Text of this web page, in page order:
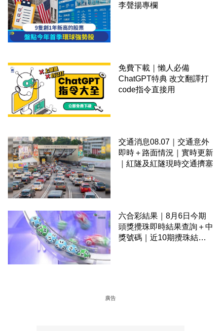
李聲揚專欄
免費下載｜懶人必備
ChatGPT特典 改文翻譯打
code指令直接用
交通消息08.07｜交通意外
即時＋路面情況｜實時更新
｜紅隧及紅隧現時交通擠塞
六合彩結果｜8月6日今期
頭獎攪珠即時結果查詢＋中
獎號碼｜近10期攪珠結果
廣告